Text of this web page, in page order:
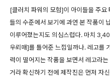
[클러치 파워의 모험]이 아이들을 주요
들의 수준에서 보기에 과연 본 작품이
이루어졌는지도 의심스럽다. 마치
우뢰매]를 틀어준 느낌일까나. 레고를
력이 떨어지는 작품을 보면서 레고라
거라 확신하기 전에 제작진은 먼저 자